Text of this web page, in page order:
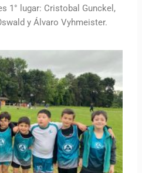
1° lugar: Cristobal Gunckel,
y Álvaro Vyhmeister.